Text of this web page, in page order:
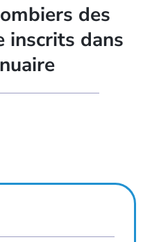
des
inscrits dans